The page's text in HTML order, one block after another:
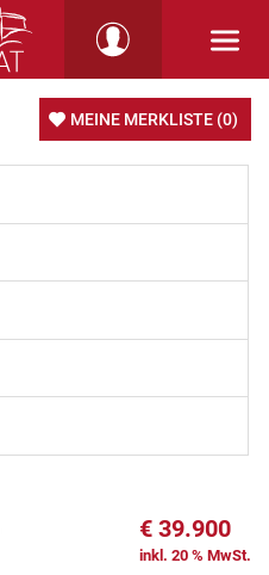
MEINE MERKLISTE (0)
€ 39.900
inkl. 20 % MwSt.